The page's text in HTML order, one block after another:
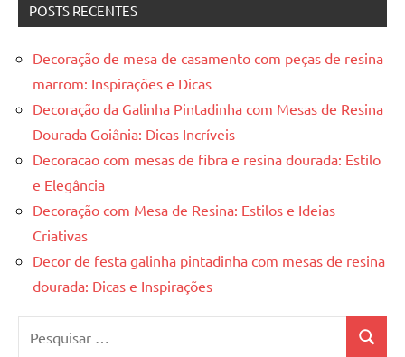
POSTS RECENTES
Decoração de mesa de casamento com peças de resina
marrom: Inspirações e Dicas
Decoração da Galinha Pintadinha com Mesas de Resina
Dourada Goiânia: Dicas Incríveis
Decoracao com mesas de fibra e resina dourada: Estilo
e Elegância
Decoração com Mesa de Resina: Estilos e Ideias
Criativas
Decor de festa galinha pintadinha com mesas de resina
dourada: Dicas e Inspirações